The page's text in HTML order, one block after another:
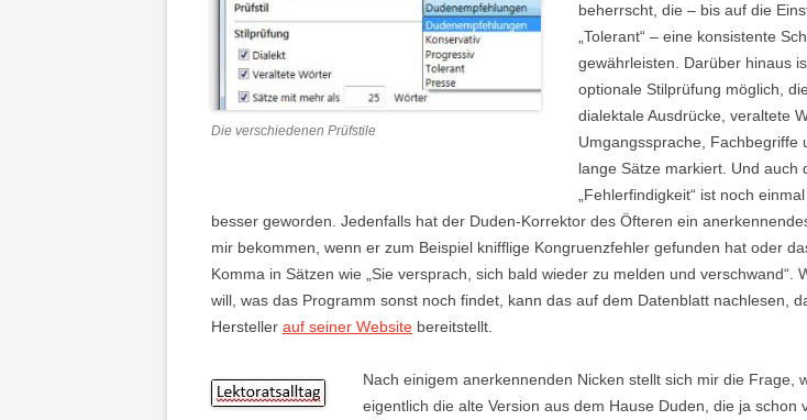
Die verschiedenen Prüfstile
beherrscht, die – bis auf die
„Tolerant“ – eine konsistente
gewährleisten. Darüber hinaus
optionale Stilprüfung möglich,
dialektale Ausdrücke, veraltete
Umgangssprache, Fachbegriffe
lange Sätze markiert. Und auch
„Fehlerfindigkeit“ ist noch
besser geworden. Jedenfalls hat der Duden-Korrektor des Öfteren ein
mir bekommen, wenn er zum Beispiel knifflige Kongruenzfehler gefunden hat oder
Komma in Sätzen wie „Sie versprach, sich bald wieder zu melden und verschwand“.
will, was das Programm sonst noch findet, kann das auf dem Datenblatt nachlesen,
Hersteller auf seiner Website bereitstellt.
Nach einigem anerkennenden Nicken stellt sich mir die Frage,
eigentlich die alte Version aus dem Hause Duden, die ja schon